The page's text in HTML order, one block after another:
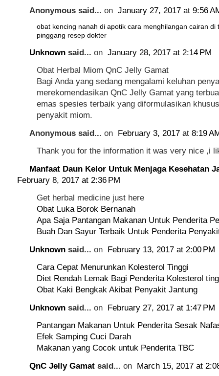
Anonymous said... on January 27, 2017 at 9:56
obat kencing nanah di apotik cara menghilangan cairan di
pinggang resep dokter
Unknown said... on January 28, 2017 at 2:14 PM
Obat Herbal Miom QnC Jelly Gamat
Bagi Anda yang sedang mengalami keluhan
merekomendasikan QnC Jelly Gamat yang
emas spesies terbaik yang diformulasikan
penyakit miom.
Anonymous said... on February 3, 2017 at 8:19
Thank you for the information it was very nice ,i
Manfaat Daun Kelor Untuk Menjaga Kesehatan
February 8, 2017 at 2:36 PM
Get herbal medicine just here
Obat Luka Borok Bernanah
Apa Saja Pantangan Makanan Untuk Penderita
Buah Dan Sayur Terbaik Untuk Penderita
Unknown said... on February 13, 2017 at 2:00 PM
Cara Cepat Menurunkan Kolesterol Tinggi
Diet Rendah Lemak Bagi Penderita Kolesterol
Obat Kaki Bengkak Akibat Penyakit Jantung
Unknown said... on February 27, 2017 at 1:47 PM
Pantangan Makanan Untuk Penderita Sesak
Efek Samping Cuci Darah
Makanan yang Cocok untuk Penderita TBC
QnC Jelly Gamat said... on March 15, 2017 at